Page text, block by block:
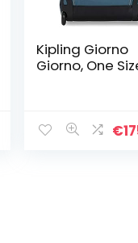
Kipling Giorno
Giorno, One
€